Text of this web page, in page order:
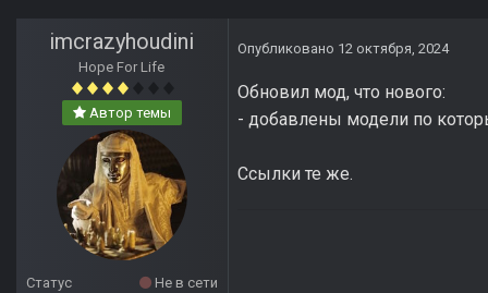
imcrazyhoudini
Hope For Life
Автор темы
Статус
Не в сети
Опубликовано 12 октября, 2024
Обновил мод, что нового:
- добавлены модели по
Ссылки те же.